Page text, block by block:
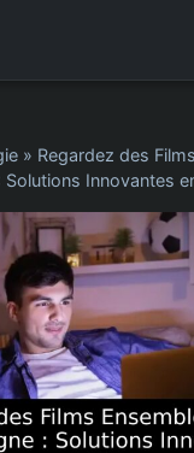
» Regardez des
Solutions Innovantes